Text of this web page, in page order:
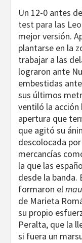
Un 12-0 antes
test para las
mejor versión.
plantarse en la
trabajar a las
lograron ante
embestidas
sus últimos
ventiló la acción
apertura que
que agitó su
descolocada
mercancías
la que las
desde la banda.
formaron el
de Marieta
su propio
Peralta, que la
si fuera un